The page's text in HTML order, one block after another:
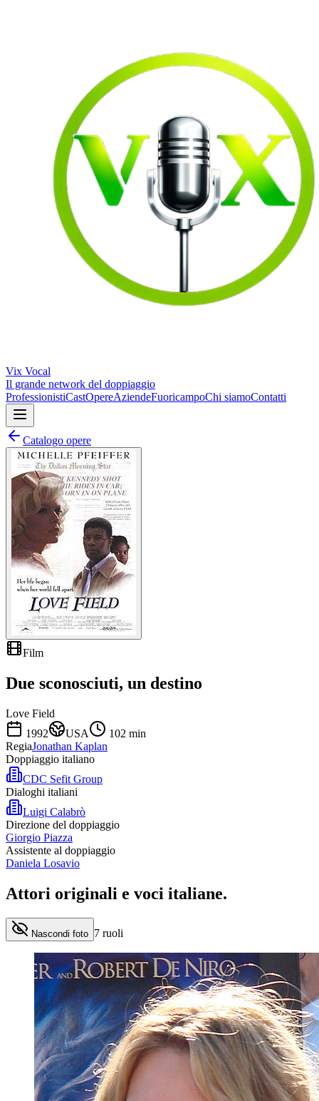
Vix Vocal
Il grande network del doppiaggio
ProfessionistiCastOpereAziendeFuoricampoChi siamoContatti
Catalogo opere
Film
Due sconosciuti, un destino
Love Field
1992
USA 102 min
RegiaJonathan Kaplan
Doppiaggio italiano
CDC Sefit Group
Dialoghi italiani
Luigi Calabrò
Direzione del doppiaggio
Giorgio Piazza
Assistente al doppiaggio
Daniela Losavio
Attori originali e voci italiane.
Nascondi foto 7 ruoli